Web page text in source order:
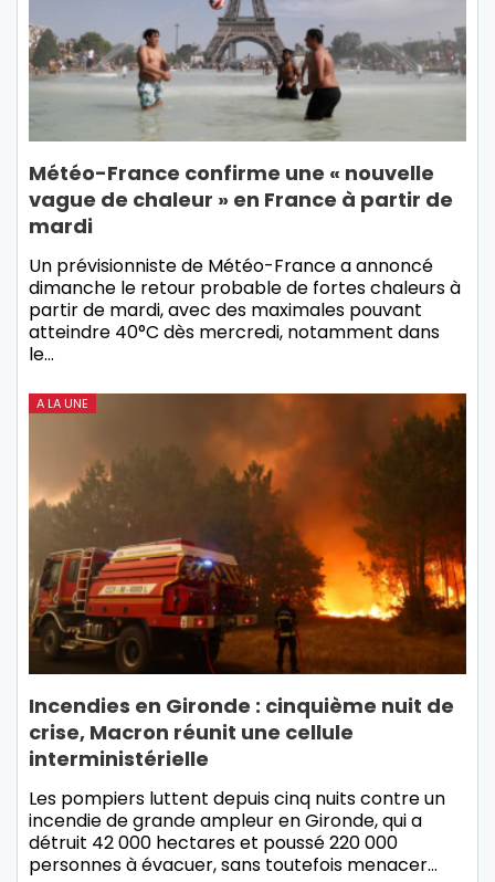
Météo-France confirme une « nouvelle
vague de chaleur » en France à partir de
mardi
Un prévisionniste de Météo-France a annoncé
dimanche le retour probable de fortes chaleurs à
partir de mardi, avec des maximales pouvant
atteindre 40°C dès mercredi, notamment dans
le…
A LA UNE
Incendies en Gironde : cinquième nuit de
crise, Macron réunit une cellule
interministérielle
Les pompiers luttent depuis cinq nuits contre un
incendie de grande ampleur en Gironde, qui a
détruit 42 000 hectares et poussé 220 000
personnes à évacuer, sans toutefois menacer…